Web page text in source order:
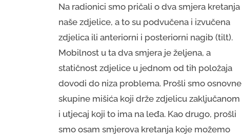
Na radionici smo pričali o dva smjera kretanja
naše zdjelice, a to su podvučena i izvučena
zdjelica ili anteriorni i posteriorni nagib (tilt).
Mobilnost u ta dva smjera je željena, a
statičnost zdjelice u jednom od tih položaja
dovodi do niza problema. Prošli smo osnovne
skupine mišića koji drže zdjelicu zaključanom
i utjecaj koji to ima na leđa. Kao drugo, prošli
smo osam smjerova kretanja koje možemo